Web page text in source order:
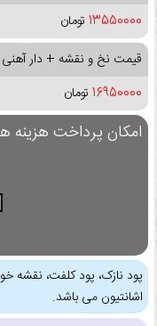
13550000 تومان
قیمت نخ و نقشه + دار
16950000 تومان
امکان پرداخت هزینه
پود نازک، پود کلفت، نقشه
اشانتیون می باشد.